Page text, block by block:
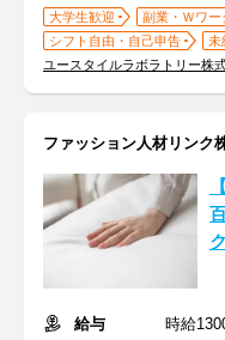
大学生歓迎 副業・Ｗワー
シフト自由・自己申告
未
ユースタイルラボラトリー株
ファッション人材リンク
給与
時給